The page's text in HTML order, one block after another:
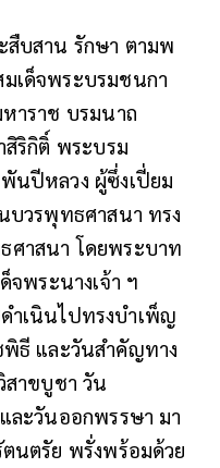
สืบสาน รักษา ตามพ
เด็จพระบรมชนกา
าราช บรมนาถ
สิริกิติ์ พระบรม
นปีหลวง ผู้ซึ่งเปี่ยม
บวรพุทธศาสนา ทรง
าสนา โดยพระบาท
จพระนางเจ้า ฯ
ำเนินไปทรงบำเพ็ญ
พิธี และวันสำคัญทาง
าขบูชา วัน
ละวันออกพรรษา มา
นตรัย พรั่งพร้อมด้วย